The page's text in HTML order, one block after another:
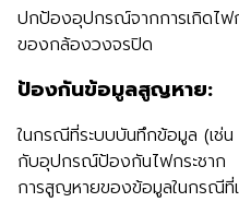
ปกป้องอุปกรณ์จากการเกิดไฟ
ของกล้องวงจรปิด
ป้องกันข้อมูลสูญหาย:
ในกรณีที่ระบบบันทึกข้อมูล (เช่
กับอุปกรณ์ป้องกันไฟกระชาก
การสูญหายของข้อมูลในกรณีที่